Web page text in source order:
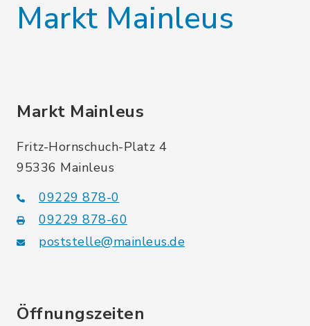
Markt Mainleus
Markt Mainleus
Fritz-Hornschuch-Platz 4
95336 Mainleus
09229 878-0
09229 878-60
poststelle@mainleus.de
Öffnungszeiten